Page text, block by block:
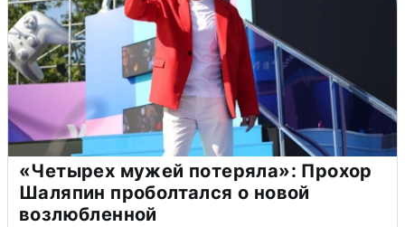
«Четырех мужей потеряла»: Прохор
Шаляпин проболтался о новой
возлюбленной